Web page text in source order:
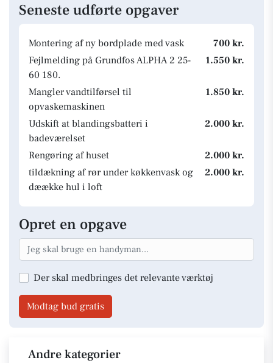
Seneste udførte opgaver
Montering af ny bordplade med vask
700 kr.
Fejlmelding på Grundfos ALPHA 2 25-
60 180.
1.550 kr.
Mangler vandtilførsel til
opvaskemaskinen
1.850 kr.
Udskift at blandingsbatteri i
badeværelset
2.000 kr.
Rengøring af huset
2.000 kr.
tildækning af rør under køkkenvask og
dæække hul i loft
2.000 kr.
Opret en opgave
Der skal medbringes det relevante værktøj
Modtag bud gratis
Andre kategorier